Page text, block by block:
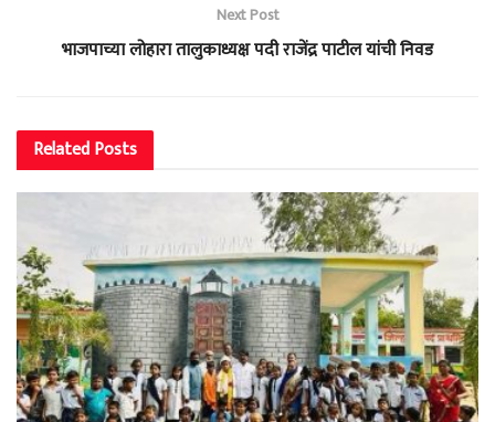
Next Post
भाजपाच्या लोहारा तालुकाध्यक्ष पदी राजेंद्र पाटील यांची निवड
RelatedPosts